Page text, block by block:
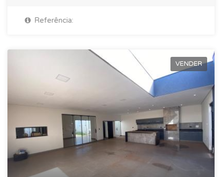
Referência:
VENDER